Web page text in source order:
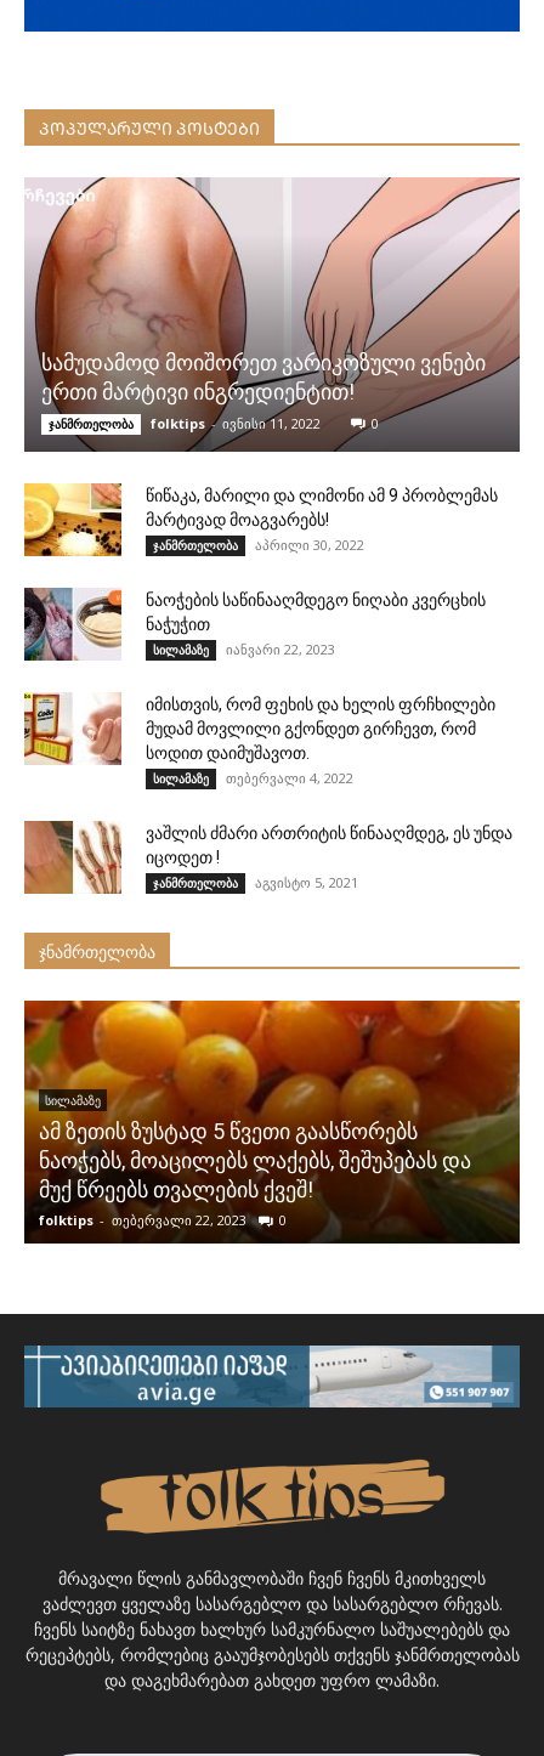
ᲞᲝᲞᲣᲚᲐᲠᲣᲚᲘ ᲞᲝᲡᲢᲔᲑᲘ
სამუდამოდ მოიშორეთ ვარიკოზული ვენები
ერთი მარტივი ინგრედიენტით!
ჯანმრთელობა folktips - ივნისი 11, 2022 0
წიწაკა, მარილი და ლიმონი ამ 9 პრობლემას
მარტივად მოაგვარებს!
ჯანმრთელობა აპრილი 30, 2022
ნაოჭების საწინააღმდეგო ნიღაბი კვერცხის
ნაჭუჭით
სილამაზე იანვარი 22, 2023
იმისთვის, რომ ფეხის და ხელის ფრჩხილები
მუდამ მოვლილი გქონდეთ გირჩევთ, რომ
სოდით დაიმუშავოთ.
სილამაზე თებერვალი 4, 2022
ვაშლის ძმარი ართრიტის წინააღმდეგ, ეს უნდა
იცოდეთ !
ჯანმრთელობა აგვისტო 5, 2021
ჯნამრთელობა
ᲡᲘᲚᲐᲛᲐᲖᲔ
ამ ზეთის ზუსტად 5 წვეთი გაასწორებს
ნაოჭებს, მოაცილებს ლაქებს, შეშუპებას და
მუქ წრეებს თვალების ქვეშ!
folktips - თებერვალი 22, 2023 0
მრავალი წლის განმავლობაში ჩვენ ჩვენს მკითხველს
ვაძლევთ ყველაზე სასარგებლო და სასარგებლო რჩევას.
ჩვენს საიტზე ნახავთ ხალხურ სამკურნალო საშუალებებს და
რეცეპტებს, რომლებიც გააუმჯობესებს თქვენს ჯანმრთელობას
და დაგეხმარებათ გახდეთ უფრო ლამაზი.